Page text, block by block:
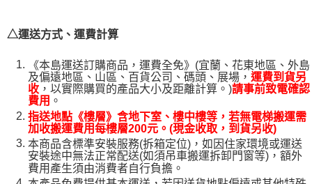
△運送方式、運費計算
《本島運送訂購商品，運費全免》(宜蘭、花東地區、外島
及偏遠地區、山區、百貨公司、碼頭、展場， 運費到貨另
收 ，以實際購買的產品大小及距離計算。)請事前致電確認
費用 。
指送地點《樓層》含地下室、樓中樓等，若無電梯搬運需
加收搬運費用每樓層200元。(現金收取，到貨另收)
本商品含標準安裝服務(拆箱定位)，如因住家環境或運送
安裝途中無法正常配送(如須吊車搬運拆卸門窗等)，額外
費用產生須由消費者自行負擔。